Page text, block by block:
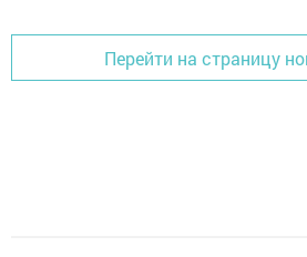
Перейти на страницу